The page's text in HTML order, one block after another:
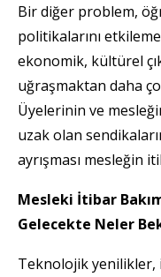
Bir diğer problem,
politikalarını
ekonomik, kültürel
uğraşmaktan daha
Üyelerinin ve
uzak olan
ayrışması mesleğin
Mesleki İtibar
Gelecekte Neler
Teknolojik yenilikler,